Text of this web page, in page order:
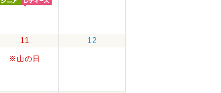
11
※山の日
12